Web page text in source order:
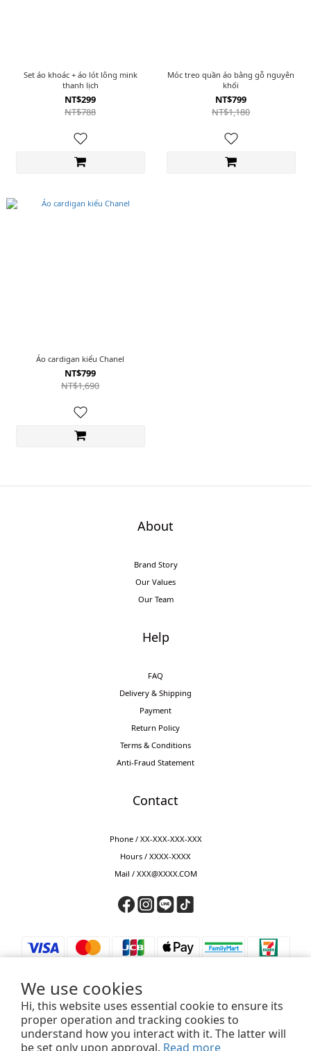
We use cookies
Hi, this website uses essential cookie to ensure its
proper operation and tracking cookies to
understand how you interact with it. The latter will
be set only upon approval. Read more
Set áo khoác + áo lót lông mink
thanh lịch
NT$299
NT$788
Móc treo quần áo bằng gỗ nguyên
khối
NT$799
NT$1,180
Áo cardigan kiểu Chanel
NT$799
NT$1,690
About
Brand Story
Our Values
Our Team
Help
FAQ
Delivery & Shipping
Payment
Return Policy
Terms & Conditions
Anti-Fraud Statement
Contact
Phone / XX-XXX-XXX-XXX
Hours / XXXX-XXXX
Mail / XXX@XXXX.COM
⚠️ 防詐騙提醒 ⚠️